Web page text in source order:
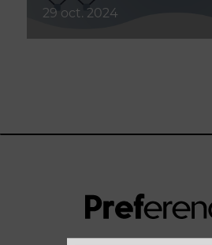
29 oct. 2024